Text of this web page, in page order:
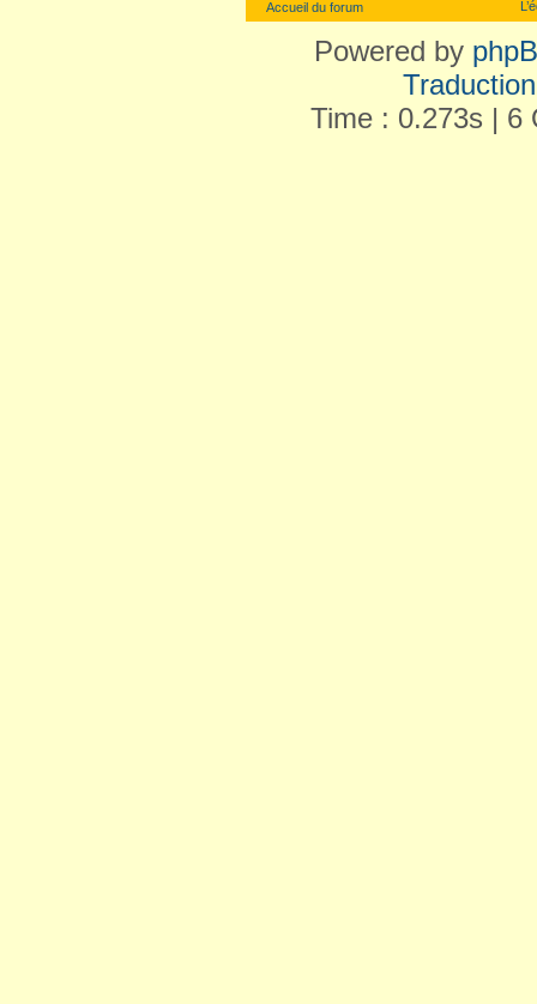
Accueil du forum
Powered by
Time : 0.273s | 6